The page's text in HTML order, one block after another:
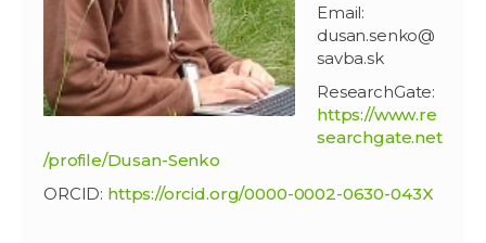
Email:
dusan.senko@
savba.sk
ResearchGate:
https://www.re
searchgate.net
/profile/Dusan-Senko
ORCID: https://orcid.org/0000-0002-0630-043X